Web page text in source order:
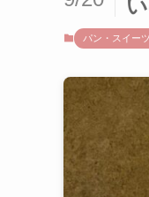
パン・スイーツ